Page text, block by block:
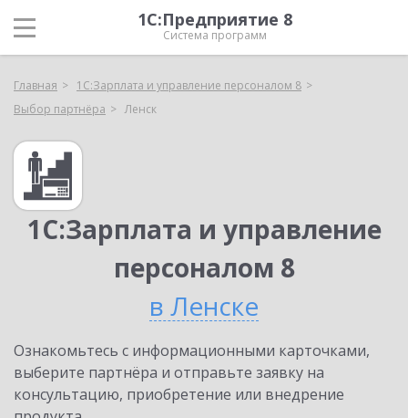
1С:Предприятие 8
Система программ
Главная
1С:Зарплата и управление персоналом 8
Выбор партнёра
Ленск
1С:Зарплата и управление
персоналом 8
в Ленске
Ознакомьтесь с информационными карточками,
выберите партнёра и отправьте заявку на
консультацию, приобретение или внедрение